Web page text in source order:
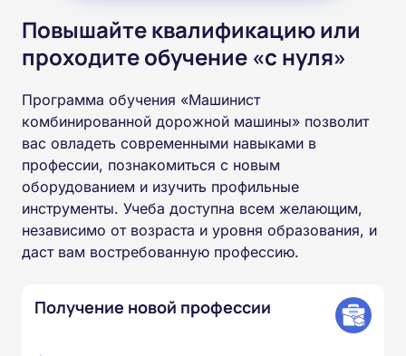
Повышайте квалификацию или
проходите обучение «с нуля»
Программа обучения «Машинист
комбинированной дорожной машины» позволит
вас овладеть современными навыками в
профессии, познакомиться с новым
оборудованием и изучить профильные
инструменты. Учеба доступна всем желающим,
независимо от возраста и уровня образования, и
даст вам востребованную профессию.
Получение новой профессии